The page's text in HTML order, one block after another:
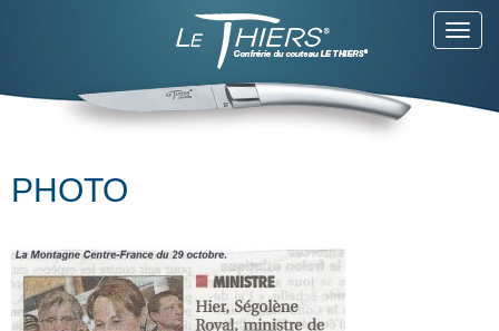
PHOTO